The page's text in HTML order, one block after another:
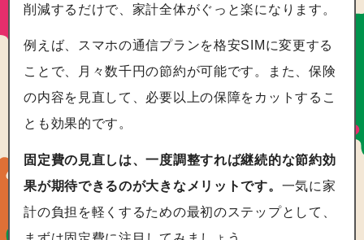
削減するだけで、家計全体がぐっと楽になります。
例えば、スマホの通信プランを格安SIMに変更する
ことで、月々数千円の節約が可能です。また、保険
の内容を見直して、必要以上の保障をカットするこ
とも効果的です。
固定費の見直しは、一度調整すれば継続的な節約効
果が期待できるのが大きなメリットです。 一気に家
計の負担を軽くするための最初のステップとして、